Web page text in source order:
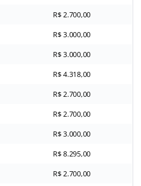
R$ 2.700,00
R$ 3.000,00
R$ 3.000,00
R$ 4.318,00
R$ 2.700,00
R$ 2.700,00
R$ 3.000,00
R$ 8.295,00
R$ 2.700,00